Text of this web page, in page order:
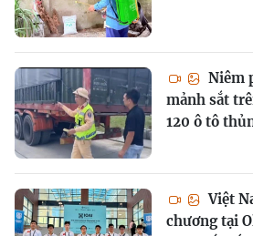
Niêm
mảnh sắt
120 ô tô
Việt
chương tại